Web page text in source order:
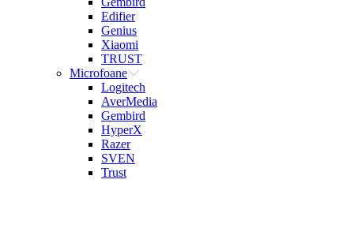
Edifier
Genius
Xiaomi
TRUST
Microfoane
Logitech
AverMedia
Gembird
HyperX
Razer
SVEN
Trust